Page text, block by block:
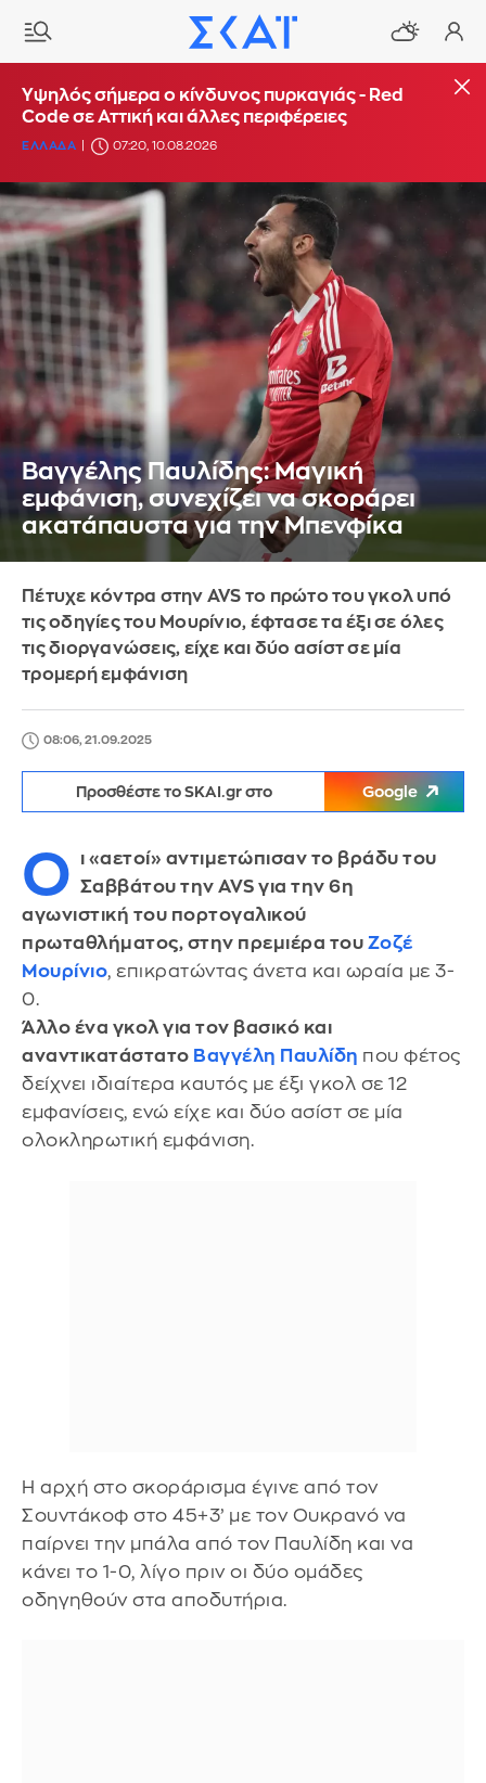
Υψηλός σήμερα ο κίνδυνος πυρκαγιάς - Red
Code σε Αττική και άλλες περιφέρειες
ΕΛΛΑΔΑ 07:20, 10.08.2026
Βαγγέλης Παυλίδης: Μαγική
εμφάνιση, συνεχίζει να σκοράρει
ακατάπαυστα για την Μπενφίκα
Πέτυχε κόντρα στην AVS το πρώτο του γκολ υπό
τις οδηγίες του Μουρίνιο, έφτασε τα έξι σε όλες
τις διοργανώσεις, είχε και δύο ασίστ σε μία
τρομερή εμφάνιση
08:06, 21.09.2025
Προσθέστε το SKAI.gr στο Google
Ο
ι «αετοί» αντιμετώπισαν το βράδυ του
Σαββάτου την AVS για την 6η
αγωνιστική του πορτογαλικού
πρωταθλήματος, στην πρεμιέρα του Ζοζέ
Μουρίνιο, επικρατώντας άνετα και ωραία με 3-
0.
Άλλο ένα γκολ για τον βασικό και
αναντικατάστατο Βαγγέλη Παυλίδη που φέτος
δείχνει ιδιαίτερα καυτός με έξι γκολ σε 12
εμφανίσεις, ενώ είχε και δύο ασίστ σε μία
ολοκληρωτική εμφάνιση.
Η αρχή στο σκοράρισμα έγινε από τον
Σουντάκοφ στο 45+3’ με τον Ουκρανό να
παίρνει την μπάλα από τον Παυλίδη και να
κάνει το 1-0, λίγο πριν οι δύο ομάδες
οδηγηθούν στα αποδυτήρια.